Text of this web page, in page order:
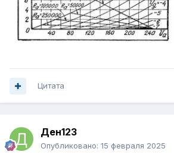
Цитата
Ден123
Опубликовано: 15 февраля 2025